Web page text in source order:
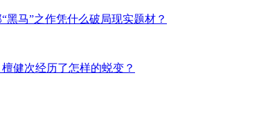
黑马”之作凭什么破局现实题材？
健次经历了怎样的蜕变？